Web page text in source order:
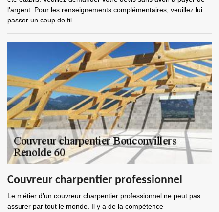
l'argent. Pour les renseignements complémentaires, veuillez lui
passer un coup de fil.
Couvreur charpentier professionnel
Le métier d’un couvreur charpentier professionnel ne peut pas
assurer par tout le monde. Il y a de la compétence